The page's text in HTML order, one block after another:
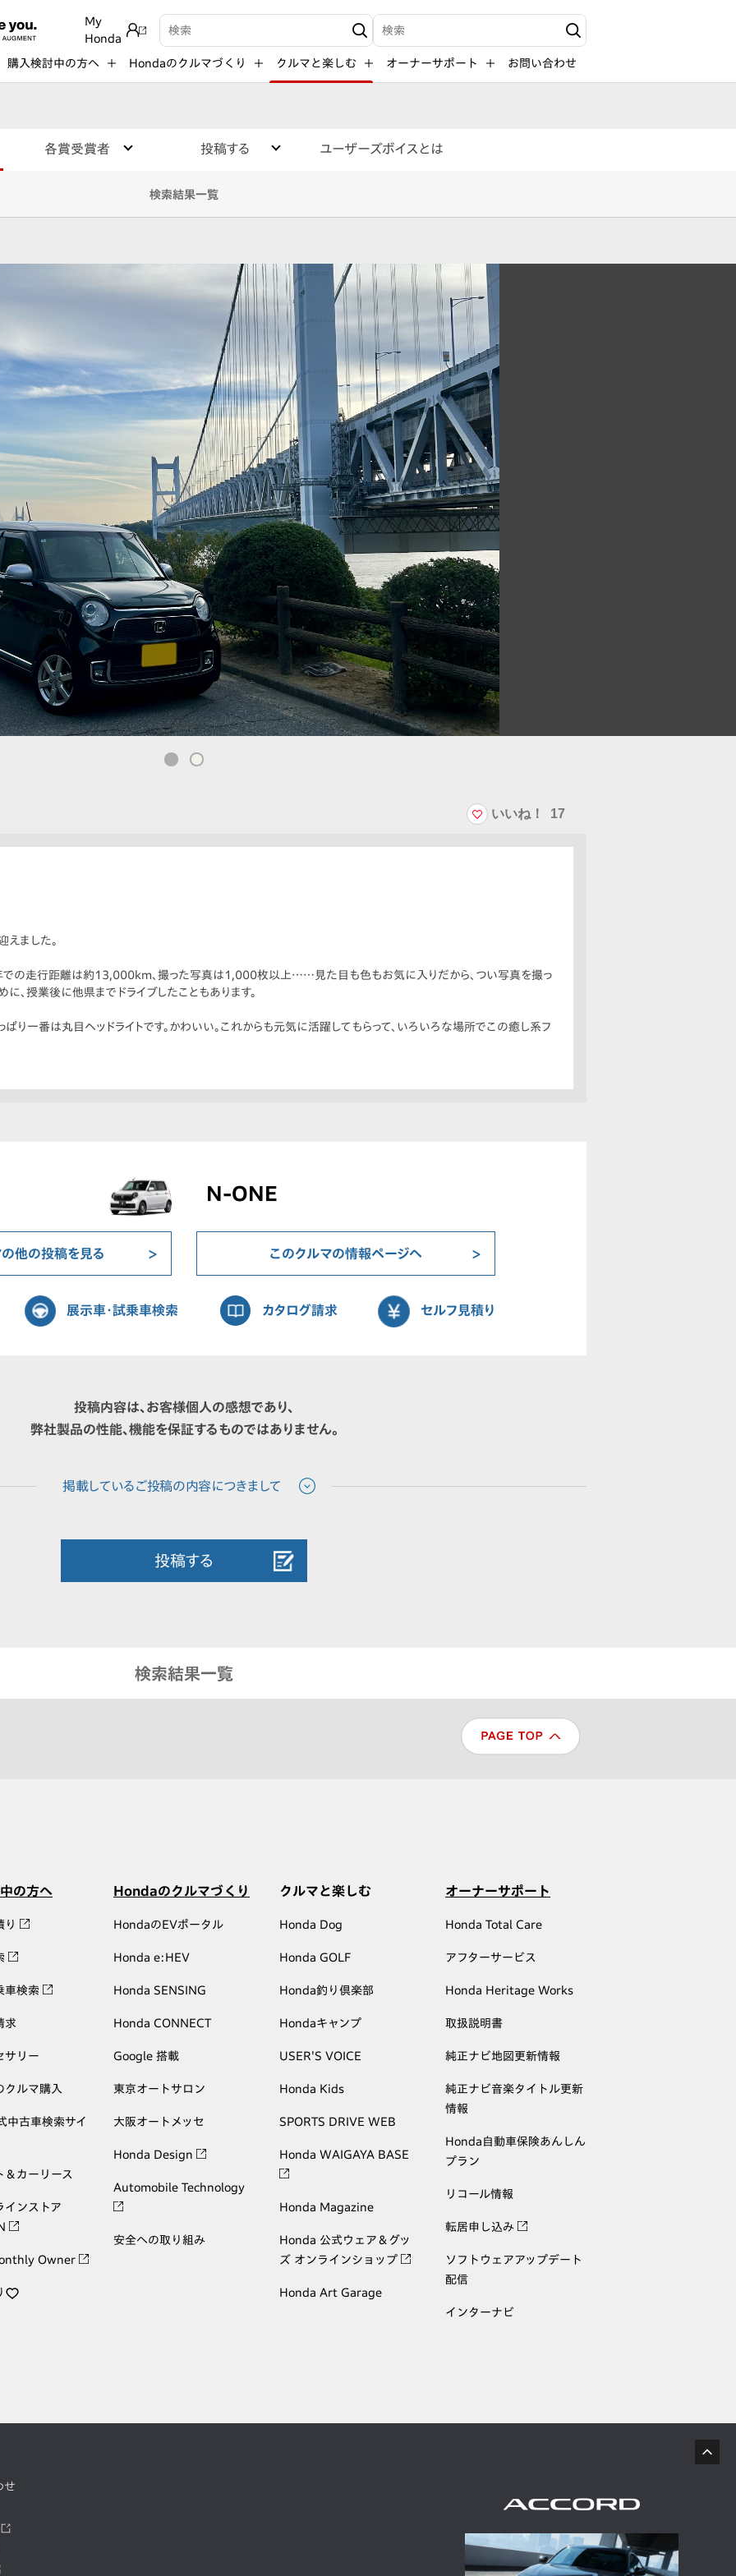
My
Honda
検索キーワード入力 検索キーワード入力
購入検討中の方へ Hondaのクルマづくり クルマと楽しむ オーナーサポート お問い合わせ
各賞受賞者 投稿する ユーザーズボイスとは
検索結果一覧
いいね！ 17
えました。
での走行距離は約13,000km、撮った写真は1,000枚以上……見た目も色もお気に入りだから、つい写真を撮っ
、授業後に他県までドライブしたこともあります。
ぱり一番は丸目ヘッドライトです。かわいい。これからも元気に活躍してもらって、いろいろな場所でこの癒し系フ
N-ONE
他の投稿を見る このクルマの情報ページへ
展示車・試乗車検索 カタログ請求 セルフ見積り
投稿内容は、お客様個人の感想であり、
弊社製品の性能、機能を保証するものではありません。
投稿する
検索結果一覧
の方へ
り
車検索
求
サリー
クルマ購入
中古車検索サイ
＆カーリース
インストア
Owner
Hondaのクルマづくり
HondaのEVポータル
Honda e:HEV
Honda SENSING
Honda CONNECT
Google 搭載
東京オートサロン
大阪オートメッセ
Honda Design
Automobile Technology
安全への取り組み
クルマと楽しむ
Honda Dog
Honda GOLF
Honda釣り倶楽部
Hondaキャンプ
USER'S VOICE
Honda Kids
SPORTS DRIVE WEB
Honda WAIGAYA BASE
Honda Magazine
Honda 公式ウェア＆グッ
ズ オンラインショップ
Honda Art Garage
オーナーサポート
Honda Total Care
アフターサービス
Honda Heritage Works
取扱説明書
純正ナビ地図更新情報
純正ナビ音楽タイトル更新
情報
Honda自動車保険あんしん
プラン
リコール情報
転居申し込み
ソフトウェアアップデート
配信
インターナビ
せ